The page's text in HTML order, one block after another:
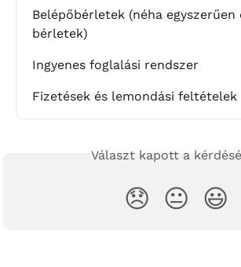
Belépőbérletek (néha egyszerűen
bérletek)
Ingyenes foglalási rendszer
Fizetések és lemondási feltételek
Választ kapott a
😞 😐 😃